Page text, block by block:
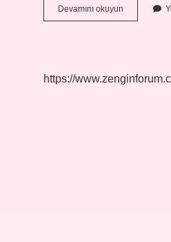
Devamını okuyun
Safsata
https://